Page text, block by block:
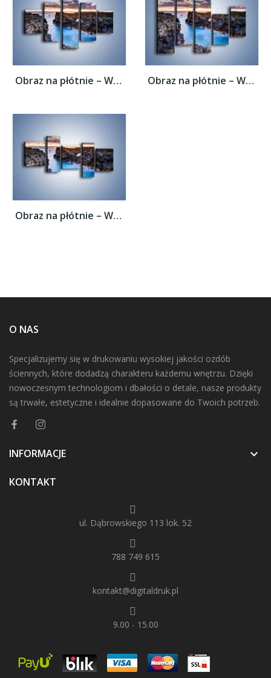
Obraz na płótnie – Wąwozem prosto do... Obraz na płótnie – Wąwozem prosto do...
Obraz na płótnie – Wąwozem prosto do...
O NAS
Specjalizujemy się w drukowaniu wysokiej jakości ozdób
ściennych, które dodadzą charakteru każdemu wnętrzu. Dzięki
nowoczesnym technologiom i dbałości o detale, nasze produkty
są trwałe, estetyczne i idealnie dopasowane do Twoich potrzeb.
INFORMACJE 
KONTAKT
ul. Dąbrowskiego 113 lok. 52
788 749 615
kontakt@digitaldruk.pl
9.00 - 15.00